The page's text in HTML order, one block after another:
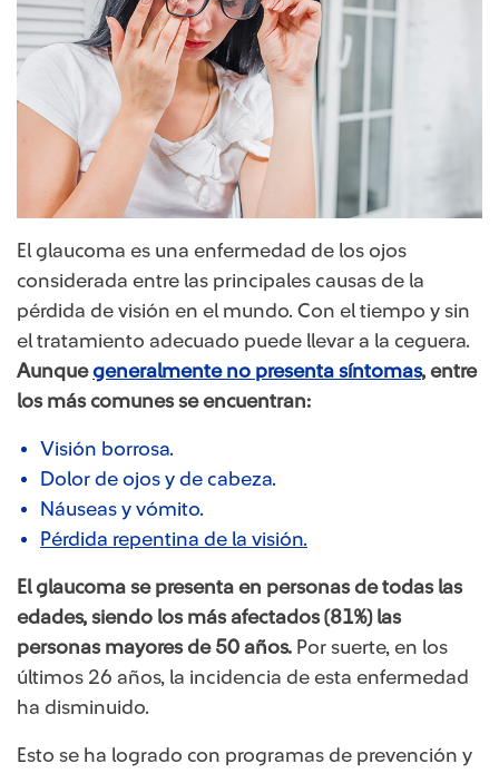
​El glaucoma es una enfermedad de los ojos
considerada entre las principales causas de la
pérdida de visión en el mundo. Con el tiempo y sin
el tratamiento adecuado puede llevar a la ceguera.
Aunque ​generalmente no presenta síntomas​​, entre
los más comunes se encuentran:
Visión borrosa.
Dolor de ojos y de cabeza.
Náuseas y vómito.
​Pérdida repentina de la visión.​​​
El glaucoma se presenta en personas de todas las
edades, siendo los más afectados (81%) las
personas mayores de 50 años. Por suerte, en los
últimos 26 años, la incidencia de esta enfermedad
ha disminuido.
Esto se ha logrado con programas de prevenci​ón y